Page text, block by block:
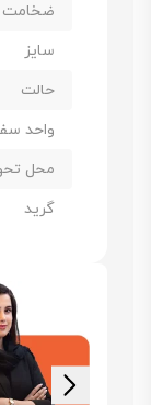
ضخامت
سایز
حالت
واحد
محل
گرید